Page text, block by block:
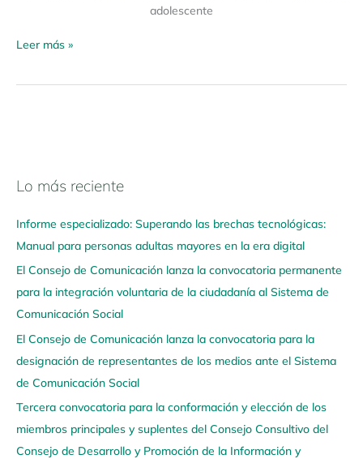
adolescente
Leer más »
Lo más reciente
Informe especializado: Superando las brechas tecnológicas:
Manual para personas adultas mayores en la era digital
El Consejo de Comunicación lanza la convocatoria permanente
para la integración voluntaria de la ciudadanía al Sistema de
Comunicación Social
El Consejo de Comunicación lanza la convocatoria para la
designación de representantes de los medios ante el Sistema
de Comunicación Social
Tercera convocatoria para la conformación y elección de los
miembros principales y suplentes del Consejo Consultivo del
Consejo de Desarrollo y Promoción de la Información y
N
v
e
g
a
a
q
u
í